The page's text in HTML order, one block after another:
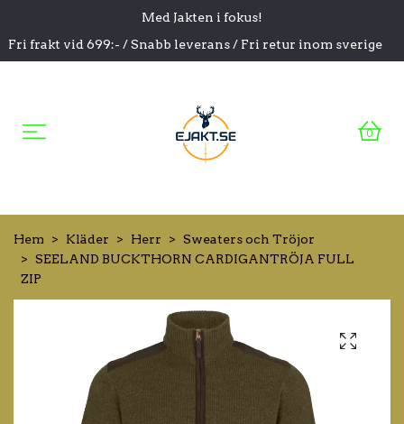
Med Jakten i fokus!
Fri frakt vid 699:- / Snabb leverans / Fri retur inom sverige
0
Hem Kläder Herr
Sweaters och Tröjor
SEELAND BUCKTHORN CARDIGANTRÖJA FULL
ZIP